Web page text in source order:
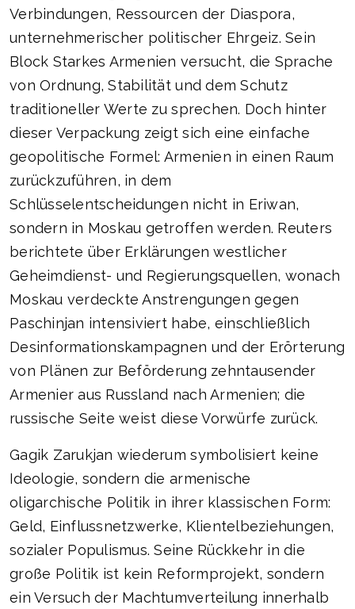
Verbindungen, Ressourcen der Diaspora,
unternehmerischer politischer Ehrgeiz. Sein
Block Starkes Armenien versucht, die Sprache
von Ordnung, Stabilität und dem Schutz
traditioneller Werte zu sprechen. Doch hinter
dieser Verpackung zeigt sich eine einfache
geopolitische Formel: Armenien in einen Raum
zurückzuführen, in dem
Schlüsselentscheidungen nicht in Eriwan,
sondern in Moskau getroffen werden. Reuters
berichtete über Erklärungen westlicher
Geheimdienst- und Regierungsquellen, wonach
Moskau verdeckte Anstrengungen gegen
Paschinjan intensiviert habe, einschließlich
Desinformationskampagnen und der Erörterung
von Plänen zur Beförderung zehntausender
Armenier aus Russland nach Armenien; die
russische Seite weist diese Vorwürfe zurück.
Gagik Zarukjan wiederum symbolisiert keine
Ideologie, sondern die armenische
oligarchische Politik in ihrer klassischen Form:
Geld, Einflussnetzwerke, Klientelbeziehungen,
sozialer Populismus. Seine Rückkehr in die
große Politik ist kein Reformprojekt, sondern
ein Versuch der Machtumverteilung innerhalb